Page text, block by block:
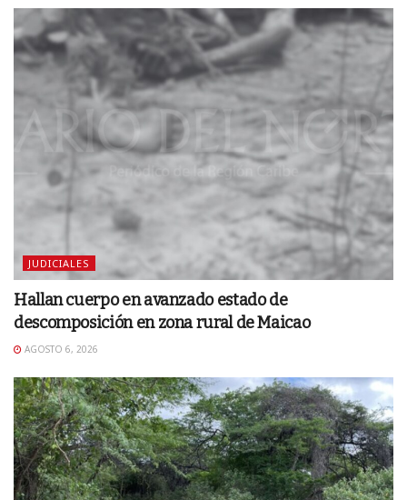
JUDICIALES
Hallan cuerpo en avanzado estado de
descomposición en zona rural de Maicao
AGOSTO 6, 2026